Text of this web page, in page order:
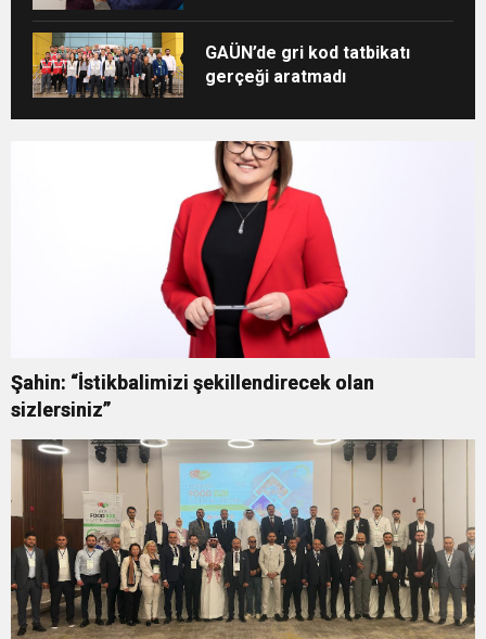
GAÜN’de gri kod tatbikatı
gerçeği aratmadı
Şahin: “İstikbalimizi şekillendirecek olan
sizlersiniz”